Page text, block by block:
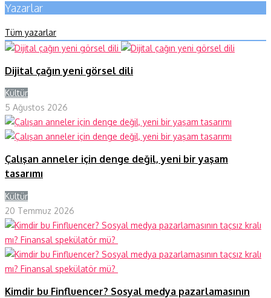
Yazarlar
Tüm yazarlar
Dijital çağın yeni görsel dili
Kültür
5 Ağustos 2026
Çalışan anneler için denge değil, yeni bir yaşam
tasarımı
Kültür
20 Temmuz 2026
Kimdir bu Finfluencer? Sosyal medya pazarlamasının